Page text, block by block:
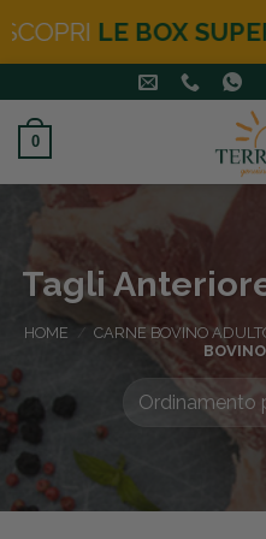
LE BOX SUPER
ai
contenuti
0
Tagli
HOME / CARNE BOVINO